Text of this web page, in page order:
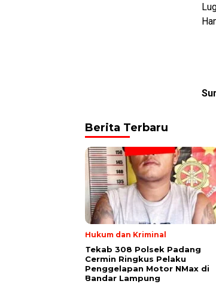
Berita Terbaru
Hukum dan Kriminal
Tekab 308 Polsek Padang
Cermin Ringkus Pelaku
Penggelapan Motor NMax di
Bandar Lampung